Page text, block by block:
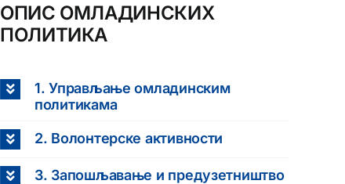
ОПИС ОМЛАДИНСКИХ
ПОЛИТИКА
1. Управљање омладинским
политикама
2. Волонтерске активности
3. Запошљавање и предузетништво